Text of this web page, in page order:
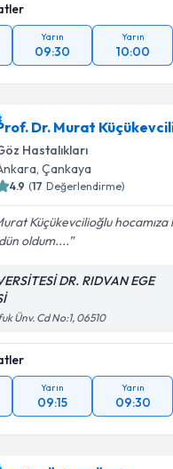
Takvim Talebini
Yarın
09:30
Yarın
10:00
Dr. Murat
Hastalıkları
, Çankaya
4.9 (17 Değerlendirme)
Küçükevcilioğlu
oldum....
DR. RIDVAN EGE
Ünv. Cd No:1, 06510
Yarın
09:15
Yarın
09:30